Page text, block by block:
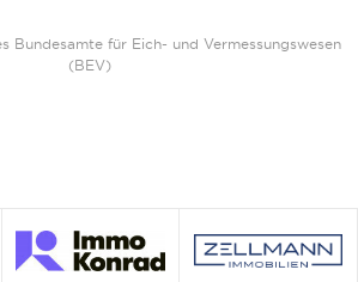
Bundesamte für Eich- und Vermessungswesen
(BEV)